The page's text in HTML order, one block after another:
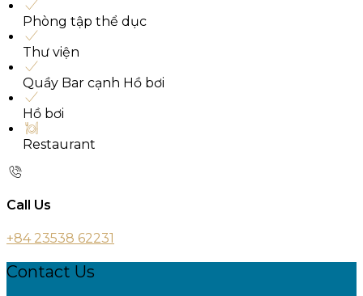
Phòng tập thể dục
Thư viện
Quầy Bar cạnh Hồ bơi
Hồ bơi
Restaurant
Call Us
+84 23538 62231
Contact Us